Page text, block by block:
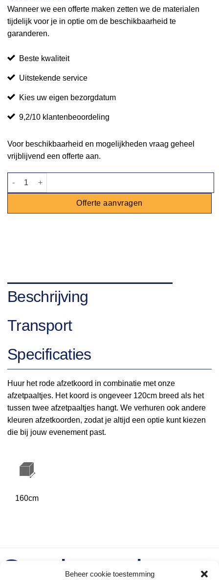
Beheer cookie toestemming
Wanneer we een offerte maken zetten we de materialen
tijdelijk voor je in optie om de beschikbaarheid te
garanderen.
Beste kwaliteit
Uitstekende service
Kies uw eigen bezorgdatum
9,2/10 klantenbeoordeling
Voor beschikbaarheid en mogelijkheden vraag geheel
vrijblijvend een offerte aan.
Afzetkoord velours bordeauxrood / chroom aantal
Offerte aanvragen
Beschrijving
Transport
Specificaties
Huur het rode afzetkoord in combinatie met onze
afzetpaaltjes. Het koord is ongeveer 120cm breed als het
tussen twee afzetpaaltjes hangt. We verhuren ook andere
kleuren afzetkoorden, zodat je altijd een optie kunt kiezen
die bij jouw evenement past.
160cm
Gerelateerde